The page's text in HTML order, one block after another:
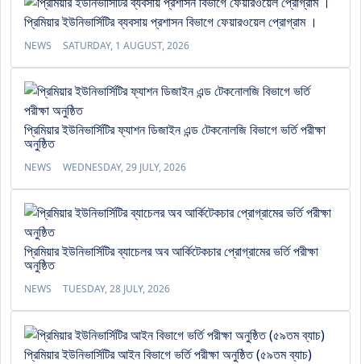
প্রিমিয়ার ইউনিভার্সিটির ব্যবসায় প্রশাসন বিভাগে ফেয়ারওয়েল প্রোগ্রাম ।
NEWS SATURDAY, 1 AUGUST, 2026
প্রিমিয়ার ইউনিভার্সিটির ফ্যাশন ডিজাইন এন্ড টেকনোলজি বিভাগে ভর্তি পরীক্ষা
অনুষ্ঠিত
NEWS WEDNESDAY, 29 JULY, 2026
প্রিমিয়ার ইউনিভার্সিটির ব্যাচেলর অব আর্কিটেকচার প্রোগ্রামের ভর্তি পরীক্ষা
অনুষ্ঠিত
NEWS TUESDAY, 28 JULY, 2026
প্রিমিয়ার ইউনিভার্সিটির আইন বিভাগে ভর্তি পরীক্ষা অনুষ্ঠিত (৫৯তম ব্যাচ)